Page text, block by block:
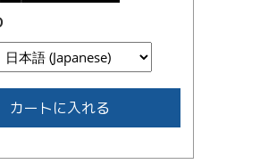
カートに入れる